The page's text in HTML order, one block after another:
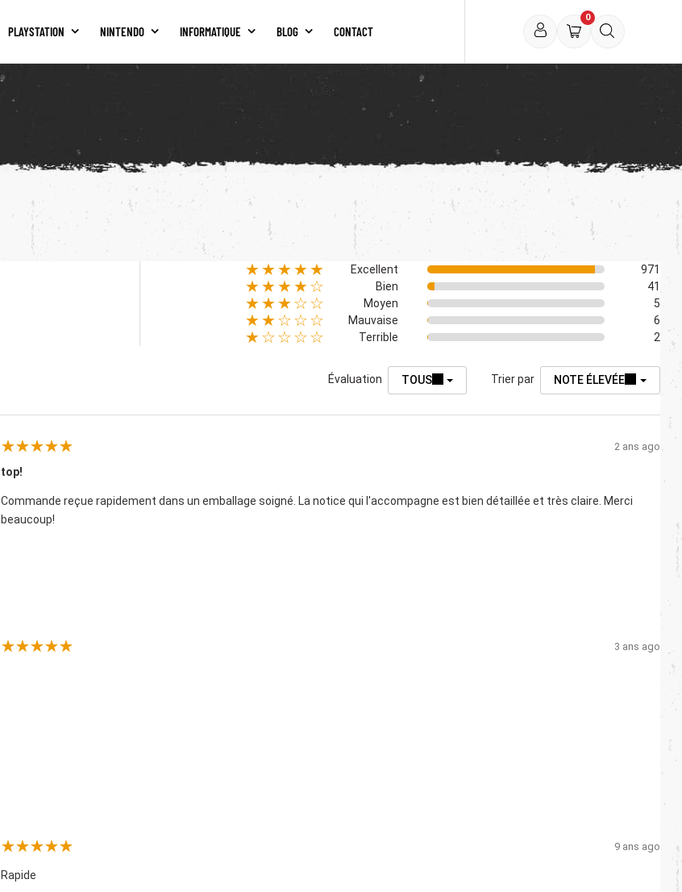
PLAYSTATION NINTENDO INFORMATIQUE BLOG CONTACT
0
★★★★★ Excellent 971
★★★★☆ Bien 41
★★★☆☆ Moyen 5
★★☆☆☆ Mauvaise 6
★☆☆☆☆ Terrible 2
Évaluation TOUS Trier par NOTE ÉLEVÉE
2 ans ago
top!
Commande reçue rapidement dans un emballage soigné. La notice qui l'accompagne est bien détaillée et très claire. Merci
beaucoup!
3 ans ago
9 ans ago
Rapide